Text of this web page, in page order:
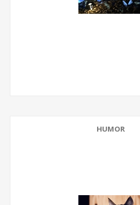
HUMOR